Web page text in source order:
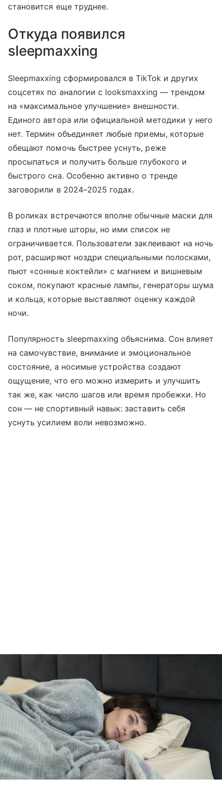
становится еще труднее.
Откуда появился
sleepmaxxing
Sleepmaxxing сформировался в TikTok и других
соцсетях по аналогии с looksmaxxing — трендом
на «максимальное улучшение» внешности.
Единого автора или официальной методики у него
нет. Термин объединяет любые приемы, которые
обещают помочь быстрее уснуть, реже
просыпаться и получить больше глубокого и
быстрого сна. Особенно активно о тренде
заговорили в 2024–2025 годах.
В роликах встречаются вполне обычные маски для
глаз и плотные шторы, но ими список не
ограничивается. Пользователи заклеивают на ночь
рот, расширяют ноздри специальными полосками,
пьют «сонные коктейли» с магнием и вишневым
соком, покупают красные лампы, генераторы шума
и кольца, которые выставляют оценку каждой
ночи.
Популярность sleepmaxxing объяснима. Сон влияет
на самочувствие, внимание и эмоциональное
состояние, а носимые устройства создают
ощущение, что его можно измерить и улучшить
так же, как число шагов или время пробежки. Но
сон — не спортивный навык: заставить себя
уснуть усилием воли невозможно.